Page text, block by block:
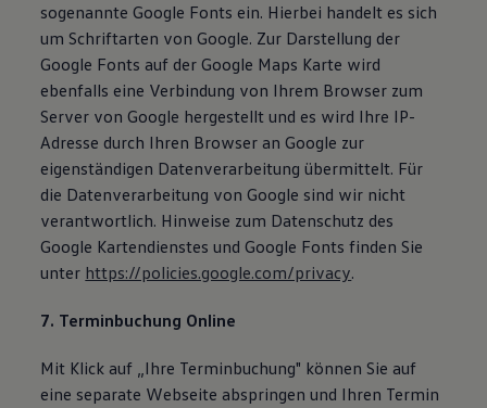
sogenannte Google Fonts ein. Hierbei handelt es sich
um Schriftarten von Google. Zur Darstellung der
Google Fonts auf der Google Maps Karte wird
ebenfalls eine Verbindung von Ihrem Browser zum
Server von Google hergestellt und es wird Ihre IP-
Adresse durch Ihren Browser an Google zur
eigenständigen Datenverarbeitung übermittelt. Für
die Datenverarbeitung von Google sind wir nicht
verantwortlich. Hinweise zum Datenschutz des
Google Kartendienstes und Google Fonts finden Sie
unter https://policies.google.com/privacy.
7. Terminbuchung Online
Mit Klick auf „Ihre Terminbuchung" können Sie auf
eine separate Webseite abspringen und Ihren Termin